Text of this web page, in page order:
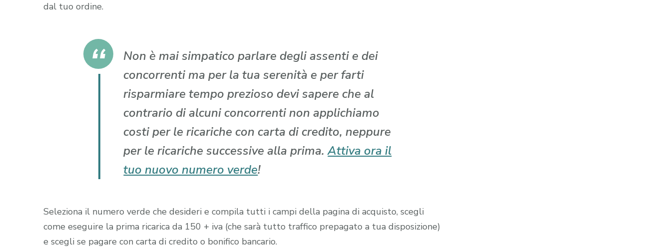
dal tuo ordine.
Non è mai simpatico parlare degli assenti e dei
concorrenti ma per la tua serenità e per farti
risparmiare tempo prezioso devi sapere che al
contrario di alcuni concorrenti non applichiamo
costi per le ricariche con carta di credito, neppure
per le ricariche successive alla prima.Attiva ora il
tuo nuovo numero verde!
Seleziona il numero verde che desideri e compila tutti i campi della pagina di acquisto, scegli
come eseguire la prima ricarica da 150 + iva (che sarà tutto traffico prepagato a tua disposizione)
e scegli se pagare con carta di credito o bonifico bancario.